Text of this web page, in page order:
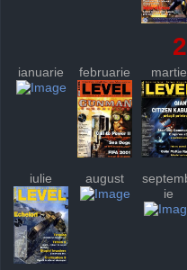
ianuarie februarie martie
iulie august
ie